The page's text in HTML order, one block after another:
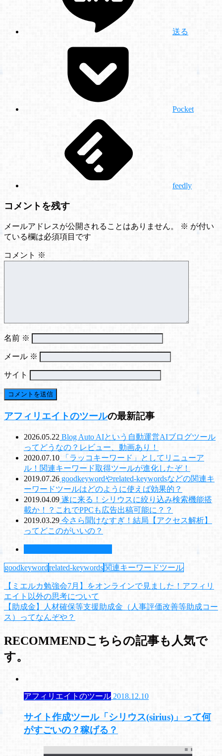
送る
Pocket
feedly
コメントを残す
メールアドレスが公開されることはありません。 ※ が付い
ている欄は必須項目です
コメント ※
名前 ※
メール ※
サイト
アフィリエイトのツールの最新記事
2026.05.22 Blog Auto AIという自動運営AIブログツール
ってどうなの？レビュー、動画あり！
2020.07.10 「ラッコキーワード」としてリニューア
ル！関連キーワード取得ツールが進化したぞ！
2019.07.26 goodkeywordやrelated-keywordsなどの関連キ
ーワードツールはどのように使えば効果的？
2019.04.09 遂に来る！シリウスに絞り込み検索機能搭
載か！？これでPPCも広告出稿可能に？？
2019.03.29 今さら聞けなすぎ！結局【アクセス解析】
ってどこのがいいの？
goodkeywordrelated-keywords関連キーワードツール
【ミエルカ勉強会7月】をオンラインで見ました！アフィリ
エイト以外の思考について
【助成金】人材確保等支援助成金（人事評価改善等助成コー
ス）ってなんぞや？
RECOMMENDこちらの記事も人気で
す。
アフィリエイトのツール 2018.12.10
サイト作成ツール「シリウス(sirius)」って何
がすごいの？稼げる？